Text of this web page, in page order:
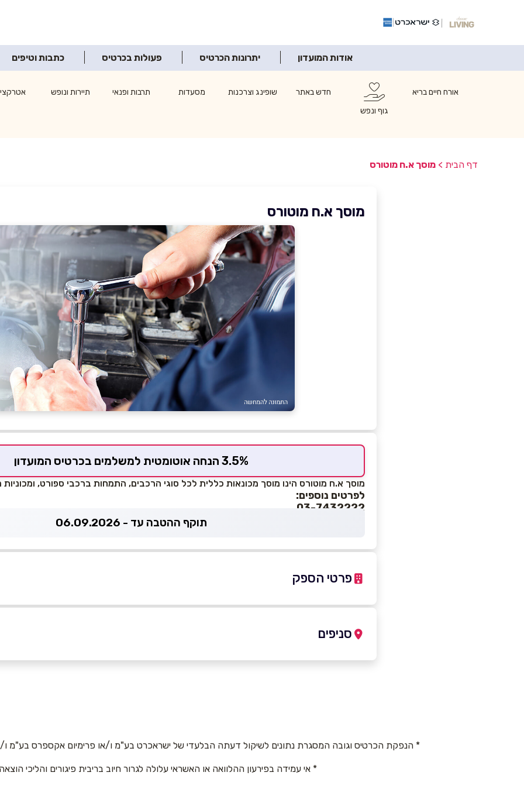
אודות המועדון יתרונות הכרטיס פעולות בכרטיס כתבות וטיפים
אורח חיים בריא
גוף ונפש
חדש באתר שופינג וצרכנות מסעדות תרבות ופנאי תיירות ונופש
דף הבית > מוסך א.ח מוטורס
מוסך א.ח מוטורס
3.5% הנחה אוטומטית למשלמים בכרטיס המועדון
מוסך א.ח מוטורס הינו מוסך מכונאות כללית לכל סוגי הרכבים, התמחות ברכבי ספורט, ומכוניות
לפרטים נוספים:
03-7432222
תוקף ההטבה עד - 06.09.2026
פרטי הספק
נושא*
אנא חזרו אלי בקשר ל...
סניפים
* הנפקת הכרטיס וגובה המסגרת נתונים לשיקול דעתה הבלעדי של ישראכרט בע"מ ו/או פרימיום אקספרס בע"מ
* אי עמידה בפירעון ההלוואה או האשראי עלולה לגרור חיוב בריבית פיגורים והליכי